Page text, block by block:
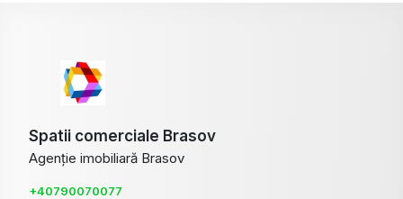
Spatii comerciale Brasov
Agenție imobiliară Brasov
+40790070077